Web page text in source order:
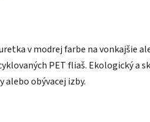
v modrej farbe na vonkajšie
PET fliaš. Ekologický a
alebo obývacej izby.